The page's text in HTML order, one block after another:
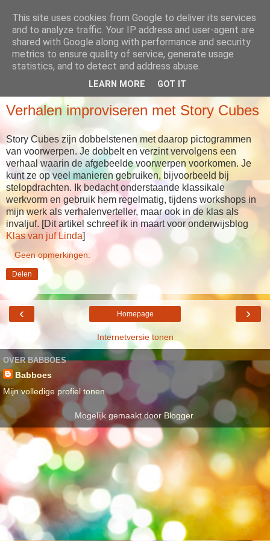
Babboes' blog
... meer dan alleen maar verhalen
Verhalen improviseren met Story Cubes
Story Cubes zijn dobbelstenen met daarop pictogrammen
van voorwerpen. Je dobbelt en verzint vervolgens een
verhaal waarin de afgebeelde voorwerpen voorkomen. Je
kunt ze op veel manieren gebruiken, bijvoorbeeld bij
stelopdrachten. Ik bedacht onderstaande klassikale
werkvorm en gebruik hem regelmatig, tijdens workshops in
mijn werk als verhalenverteller, maar ook in de klas als
invaljuf. [Dit artikel schreef ik in maart voor onderwijsblog
Klas van juf Linda]
Geen opmerkingen:
Delen
‹ ›
Homepage
Internetversie tonen
OVER BABBOES
Babboes
Mijn volledige profiel tonen
Mogelijk gemaakt door Blogger.
This site uses cookies from Google to deliver its services
and to analyze traffic. Your IP address and user-agent are
shared with Google along with performance and security
metrics to ensure quality of service, generate usage
statistics, and to detect and address abuse.
LEARN MORE GOT IT